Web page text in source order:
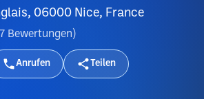
06000 Nice, France
Bewertungen )
Anrufen Teilen